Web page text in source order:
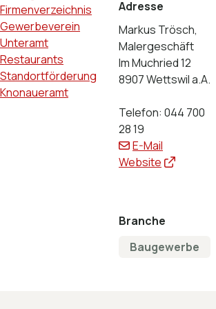
Firmenverzeichnis
Gewerbeverein
Unteramt
Restaurants
Standortförderung
Knonaueramt
Adresse
Markus Trösch,
Malergeschäft
Im Muchried 12
8907 Wettswil a.A.
Telefon: 044 700
28 19
E-Mail
Website
Branche
Baugewerbe